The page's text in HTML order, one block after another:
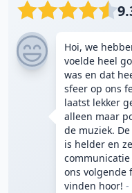
Hoi, we
voelde heel
was en dat
sfeer op ons
laatst lekker
alleen maar
de muziek.
is helder en
communicatie
ons volgende
vinden hoor! -